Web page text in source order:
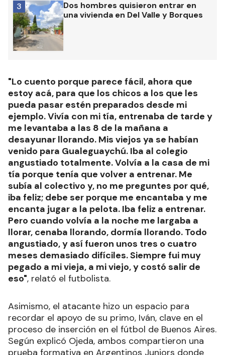
Dos hombres quisieron entrar en
una vivienda en Del Valle y Borques
3
"Lo cuento porque parece fácil, ahora que
estoy acá, para que los chicos a los que les
pueda pasar estén preparados desde mi
ejemplo. Vivía con mi tía, entrenaba de tarde y
me levantaba a las 8 de la mañana a
desayunar llorando. Mis viejos ya se habían
venido para Gualeguaychú. Iba al colegio
angustiado totalmente. Volvía a la casa de mi
tía porque tenía que volver a entrenar. Me
subía al colectivo y, no me preguntes por qué,
iba feliz; debe ser porque me encantaba y me
encanta jugar a la pelota. Iba feliz a entrenar.
Pero cuando volvía a la noche me largaba a
llorar, cenaba llorando, dormía llorando. Todo
angustiado, y así fueron unos tres o cuatro
meses demasiado difíciles. Siempre fui muy
pegado a mi vieja, a mi viejo, y costó salir de
eso", relató el futbolista.
Asimismo, el atacante hizo un espacio para
recordar el apoyo de su primo, Iván, clave en el
proceso de inserción en el fútbol de Buenos Aires.
Según explicó Ojeda, ambos compartieron una